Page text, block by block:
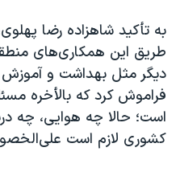
به تأکید شاهزاده رضا
طریق این همکاری‌های
دیگر مثل بهداشت و
فراموش کرد که بالأخره
است؛ حالا چه هوایی، چه
کشوری لازم است